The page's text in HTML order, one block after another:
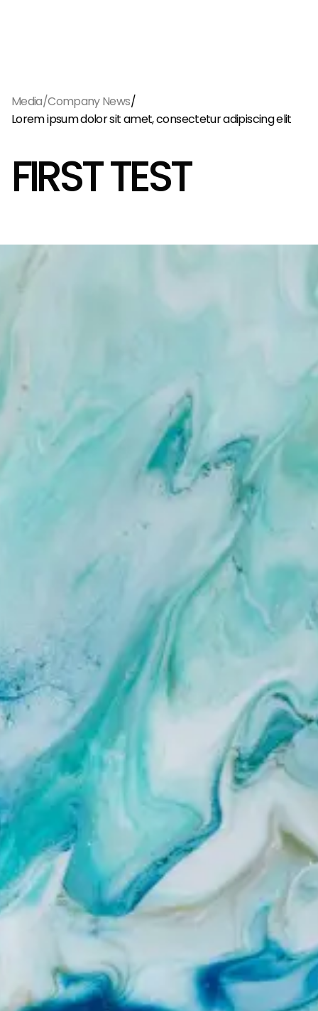
Media/Company News/
Lorem ipsum dolor sit amet, consectetur adipiscing elit
FIRST TEST